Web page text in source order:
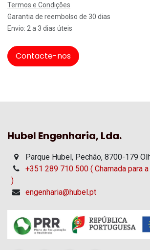
Termos e Condições
Garantia de reembolso de 30 dias
Envio: 2 a 3 dias úteis
Contacte-nos
Hubel Engenharia, Lda.
Parque Hubel, Pechão, 8700-179
+351 289 710 500 ( Chamada para
)
engenharia@hubel.pt